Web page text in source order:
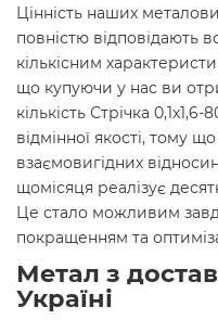
Цінність наших
повністю відповідають
кількісним
що купуючи у нас ви
кількість Стрічка
відмінної якості, тому
взаємовигідних
щомісяця реалізує
Це стало можливим
покращенням та
Метал з
Україні